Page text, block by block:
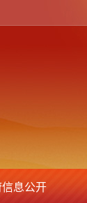
信息公开